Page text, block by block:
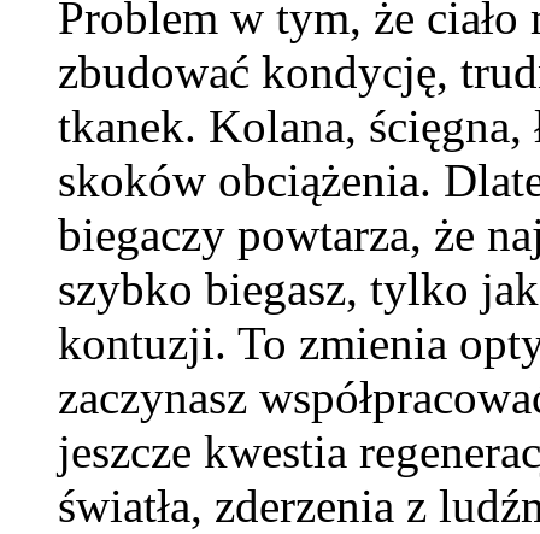
Problem w tym, że
zbudować kondycję,
tkanek. Kolana,
skoków obciążenia.
biegaczy powtarza, że
szybko biegasz, tylko
kontuzji. To zmienia
zaczynasz
jeszcze kwestia
światła, zderzenia z